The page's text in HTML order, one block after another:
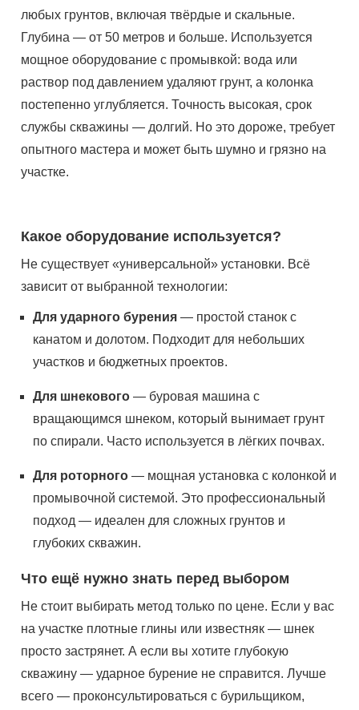
любых грунтов, включая твёрдые и скальные.
Глубина — от 50 метров и больше. Используется
мощное оборудование с промывкой: вода или
раствор под давлением удаляют грунт, а колонка
постепенно углубляется. Точность высокая, срок
службы скважины — долгий. Но это дороже, требует
опытного мастера и может быть шумно и грязно на
участке.
Какое оборудование используется?
Не существует «универсальной» установки. Всё
зависит от выбранной технологии:
Для ударного бурения — простой станок с
канатом и долотом. Подходит для небольших
участков и бюджетных проектов.
Для шнекового — буровая машина с
вращающимся шнеком, который вынимает грунт
по спирали. Часто используется в лёгких почвах.
Для роторного — мощная установка с колонкой и
промывочной системой. Это профессиональный
подход — идеален для сложных грунтов и
глубоких скважин.
Что ещё нужно знать перед выбором
Не стоит выбирать метод только по цене. Если у вас
на участке плотные глины или известняк — шнек
просто застрянет. А если вы хотите глубокую
скважину — ударное бурение не справится. Лучше
всего — проконсультироваться с бурильщиком,